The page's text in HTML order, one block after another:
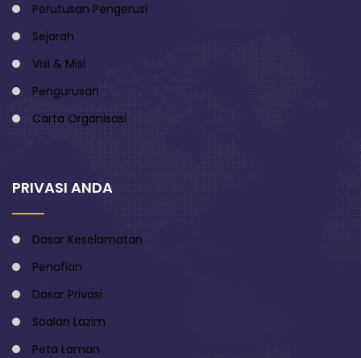
Perutusan Pengerusi
Sejarah
Visi & Misi
Pengurusan
Carta Organisasi
PRIVASI ANDA
Dasar Keselamatan
Penafian
Dasar Privasi
Soalan Lazim
Peta Laman